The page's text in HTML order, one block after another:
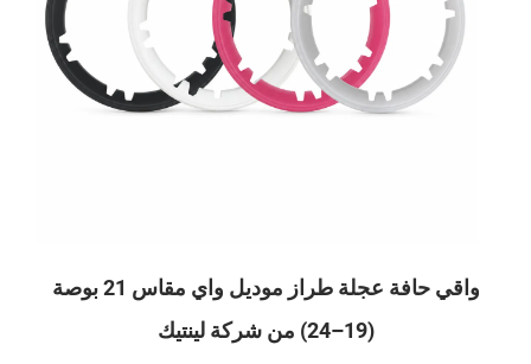
واقي حافة عجلة طراز موديل واي مقاس 21 بوصة
(19–24) من شركة لينتيك